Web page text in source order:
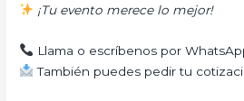
¡Tu evento merece lo mejor!
Llama o escríbenos por
También puedes pedir tu